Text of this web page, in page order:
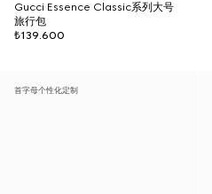
Gucci Essence Classic系列大号
旅行包
₺139.600
首字母个性化定制